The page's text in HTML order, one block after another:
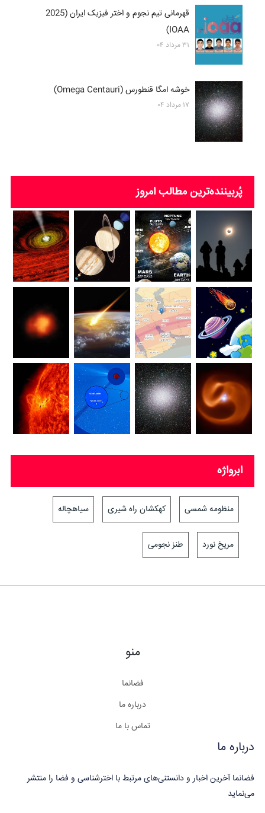
قهرمانی تیم نجوم و اختر فیزیک ایران (2025
IOAA)
۳۱ مرداد ۰۴
خوشه امگا قنطورس (Omega Centauri)
۱۷ مرداد ۰۴
پُربیننده‌ترین‌ مطالب امروز
ابرواژه
منظومه شمسی کهکشان راه شیری سیاهچاله
مریخ نورد طنز نجومی
منو
فضانما
درباره ما
تماس با ما
درباره ما
فضانما آخرین اخبار و دانستنی‌های مرتبط با اخترشناسی و فضا را منتشر
می‌نماید